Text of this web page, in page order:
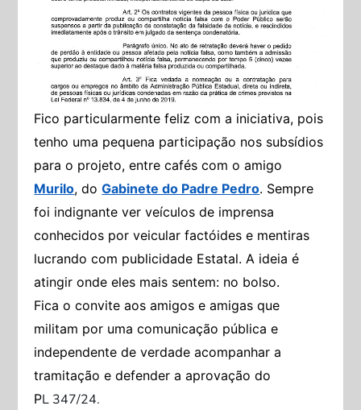
Fico particularmente feliz com a iniciativa, pois
tenho uma pequena participação nos subsídios
para o projeto, entre cafés com o amigo
Murilo, doGabinete do Padre Pedro. Sempre
foi indignante ver veículos de imprensa
conhecidos por veicular factóides e mentiras
lucrando com publicidade Estatal. A ideia é
atingir onde eles mais sentem: no bolso.
Fica o convite aos amigos e amigas que
militam por uma comunicação pública e
independente de verdade acompanhar a
tramitação e defender a aprovação do
PL 347/24.